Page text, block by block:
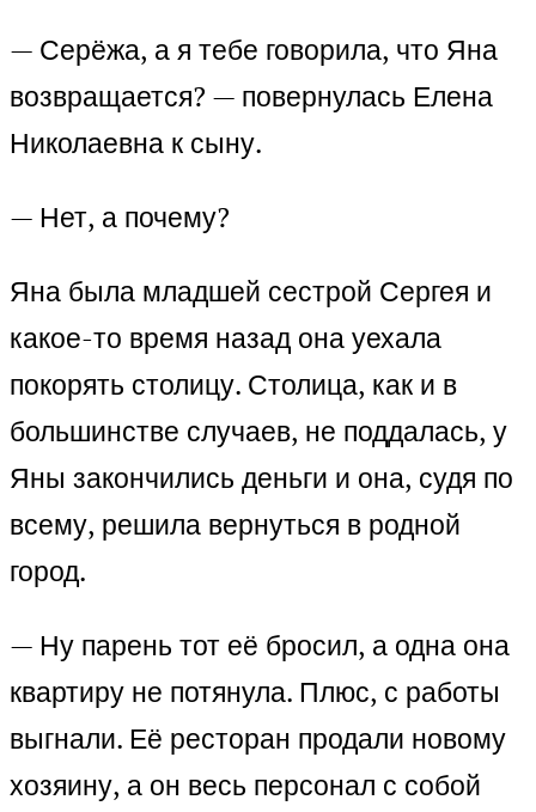
— Серёжа, а я тебе говорила, что Яна
возвращается? — повернулась Елена
Николаевна к сыну.
— Нет, а почему?
Яна была младшей сестрой Сергея и
какое-то время назад она уехала
покорять столицу. Столица, как и в
большинстве случаев, не поддалась, у
Яны закончились деньги и она, судя по
всему, решила вернуться в родной
город.
— Ну парень тот её бросил, а одна она
квартиру не потянула. Плюс, с работы
выгнали. Её ресторан продали новому
хозяину, а он весь персонал с собой